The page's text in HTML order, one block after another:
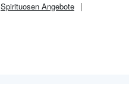
Spirituosen Angebote